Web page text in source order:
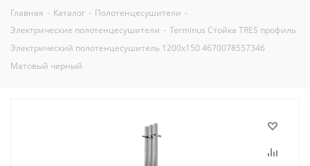
Главная - Каталог - Полотенцесушители -
Электрические полотенцесушители - Terminus Стойка TRES профиль
Электрический полотенцесушитель 1200х150 4670078557346
Матовый черный